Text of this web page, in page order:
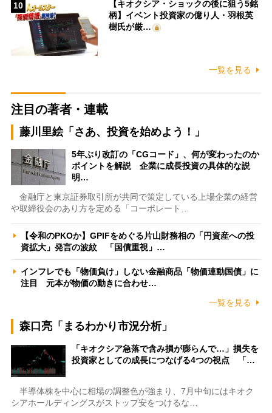
10
【キオクシア・ショックの後に狙う5銘
柄】イベント投資家の億り人・羽根英
樹氏が厳…
一覧を見る
注目の著者・連載
藤川里絵「さあ、投資を始めよう！」
5年ぶり改訂の「CGコード」、何が変わったのか
ポイントを解説 企業に成長投資の具体的な説
明…
金融庁と東京証券取引所が共同で策定している上場企業の経営
や取締役会のあり方を定める「コーポレート…
【令和のPKOか】GPIFをめぐる片山財務相の「円資産への投
資拡大」発言の波紋 「国債重視」…
インフレでも「物価負け」しない金融商品「物価連動国債」に
注目 元本が物価の動きに合わせ…
一覧を見る
森口亮「まるわかり市況分析」
「キオクシア急落で含み損が膨らんで…」損失を
投資家としての成長につなげる4つの視点 「…
半導体株を中心に相場の調整色が強まり、7月中旬にはキオク
シアホールディングスがストップ安をつけるな…